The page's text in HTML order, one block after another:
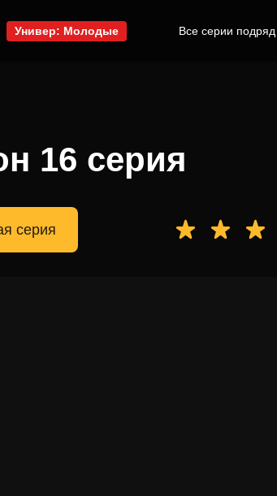
Универ: Молодые Все серии подряд
16 серия
серия